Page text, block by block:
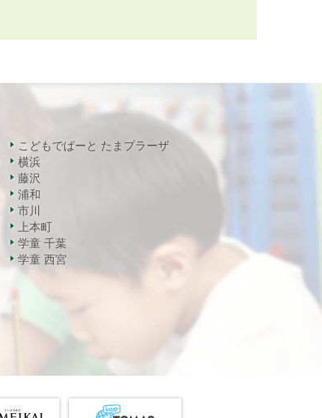
こどもでぱーと たまプラーザ
横浜
藤沢
浦和
市川
上本町
学童 千葉
学童 西宮